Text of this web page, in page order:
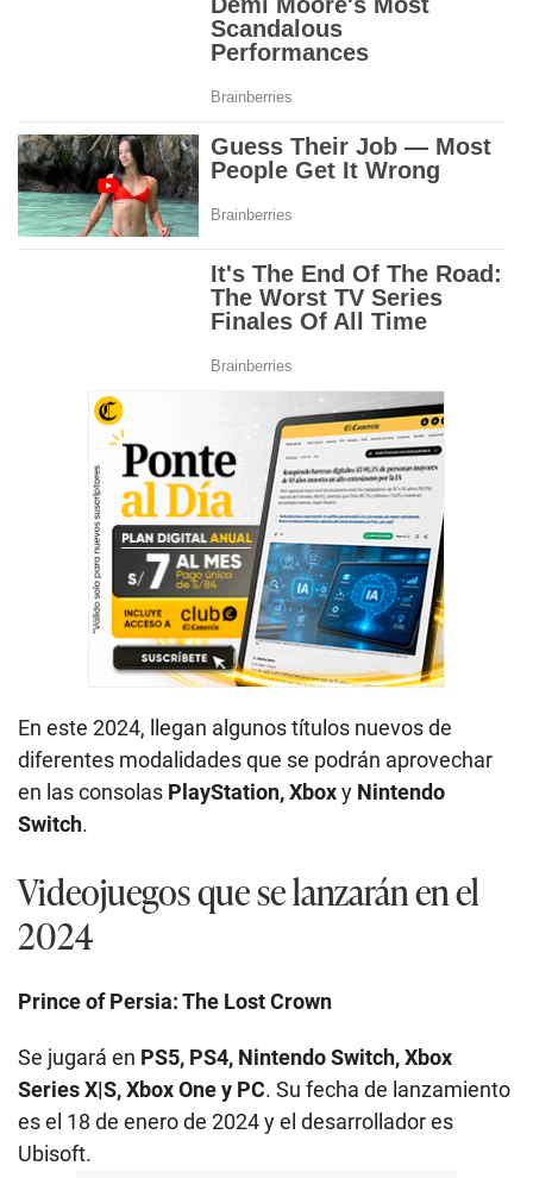
En este 2024, llegan algunos títulos nuevos de
diferentes modalidades que se podrán aprovechar
en las consolas PlayStation, Xboxy Nintendo
Switch.
Videojuegos que se lanzarán en el
2024
Prince of Persia: The Lost Crown
Se jugará en PS5, PS4, Nintendo Switch, Xbox
Series X|S, Xbox One y PC. Su fecha de lanzamiento
es el 18 de enero de 2024 y el desarrollador es
Ubisoft.